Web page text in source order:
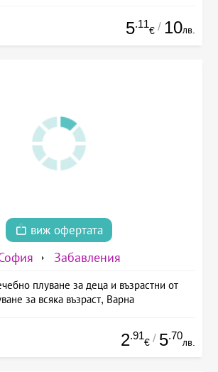
5.11
€ / 10лв.
виж офертата
Забавления
плуване за деца и възрастни от
за всяка възраст, Варна
2.91
€ / 5.70
лв.